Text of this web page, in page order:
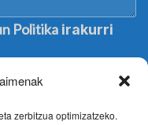
zerbitzua optimizatzeko.
Politika irakurri